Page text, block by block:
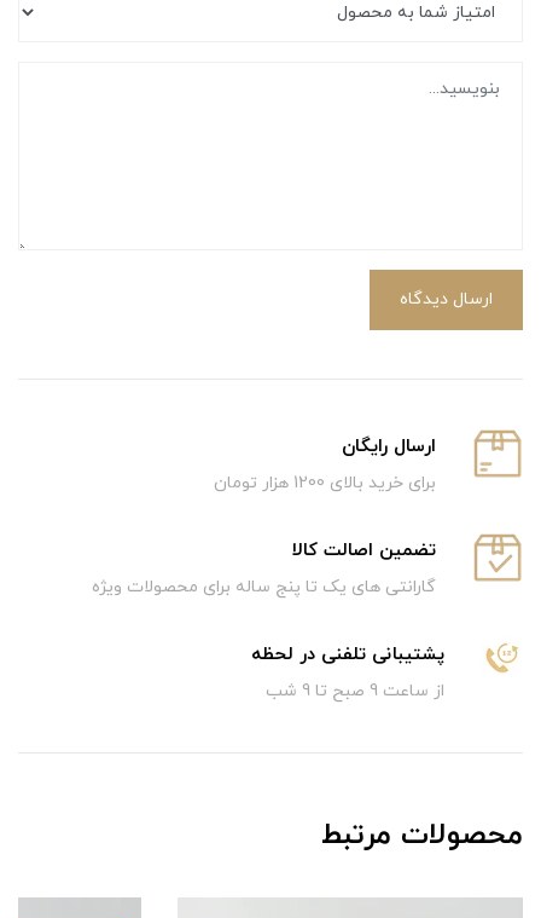
ارسال دیدگاه
ارسال رایگان
برای خرید بالای 1200 هزار تومان
تضمین اصالت کالا
گارانتی های یک تا پنج ساله برای محصولات ویژه
پشتیبانی تلفنی در لحظه
از ساعت 9 صبح تا 9 شب
محصولات مرتبط